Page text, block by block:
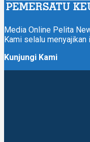
Media Online Pelita
Kami selalu menyajikan
Kunjungi Kami